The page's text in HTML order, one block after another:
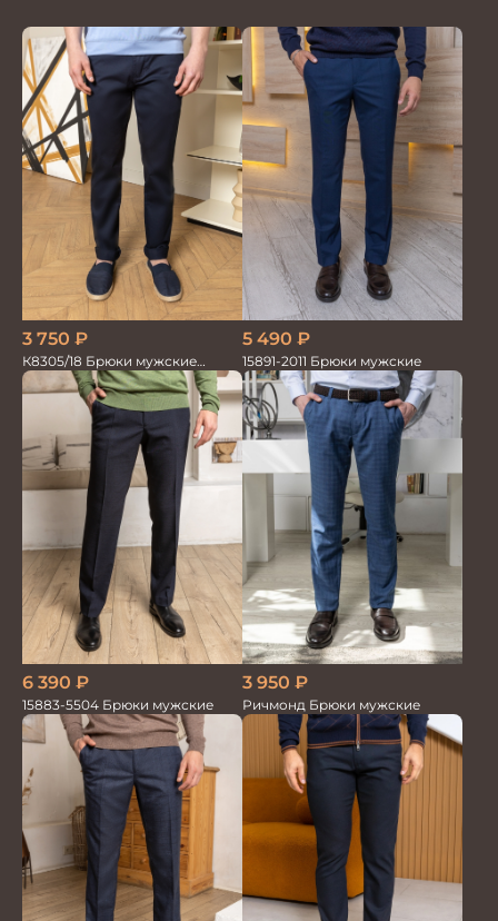
3 750 ₽
К8305/18 Брюки мужские
т.синие
5 490 ₽
15891-2011 Брюки мужские
6 390 ₽
15883-5504 Брюки мужские
3 950 ₽
Ричмонд Брюки мужские